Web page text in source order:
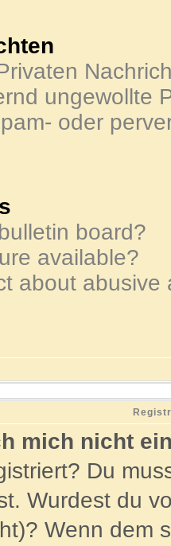
ungewollte
oder
board?
available?
about
mich nicht
Du
Wurdest du
Wenn dem